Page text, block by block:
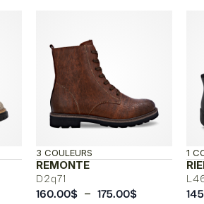
REMONTE
D2q71
3 COULEURS
160.00$ – 175.00$Plage
1